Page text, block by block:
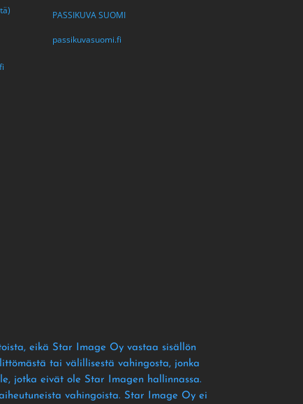
PASSIKUVA SUOMI
passikuvasuomi.fi
, eikä Star Image Oy vastaa sisällön
tai välillisestä vahingosta, jonka
, jotka eivät ole Star Imagen hallinnassa.
vahingoista. Star Image Oy ei